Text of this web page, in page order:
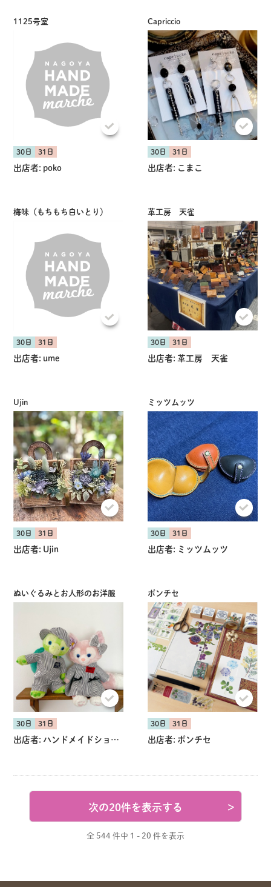
1125号室
30日 31日
出店者: poko
Capriccio
30日 31日
出店者: こまこ
梅味（もちもち白いとり）
30日 31日
出店者: ume
革工房 天雀
30日 31日
出店者: 革工房 天雀
Ujin
30日 31日
出店者: Ujin
ミッツムッツ
30日 31日
出店者: ミッツムッツ
ぬいぐるみとお人形のお洋服
30日 31日
出店者: ハンドメイドショコラ
ポンチセ
30日 31日
出店者: ポンチセ
次の20件を表示する >
全 544 件中 1 - 20 件を表示
共有方法を選択